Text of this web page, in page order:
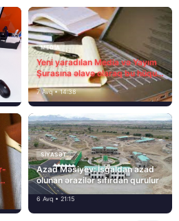
MEDİA
Yeni yaradılan Media və Yayım
Şurasına əlavə olaraq bu hüquq
və vəzifələr də verilib
7 Avq • 14:38
SIYASƏT
Azad Məsiyev: İşğaldan azad
olunan ərazilər sıfırdan qurulur
6 Avq • 21:15